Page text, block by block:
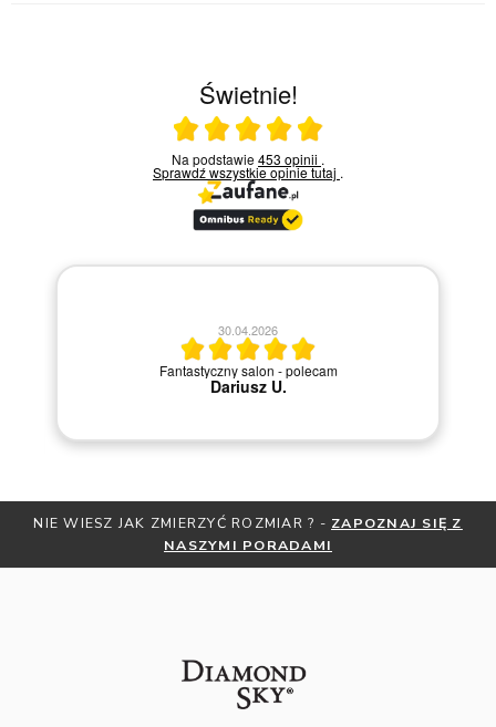
Świetnie!
Ocena średnia 5 na 5
Na podstawie453 opinii .
Sprawdź wszystkie opinietutaj .
20.04.2026
Szybka i sprawna obsługa.
NIE WIESZ JAK ZMIERZYĆ ROZMIAR ? - ZAPOZNAJ SIĘ Z
NASZYMI PORADAMI